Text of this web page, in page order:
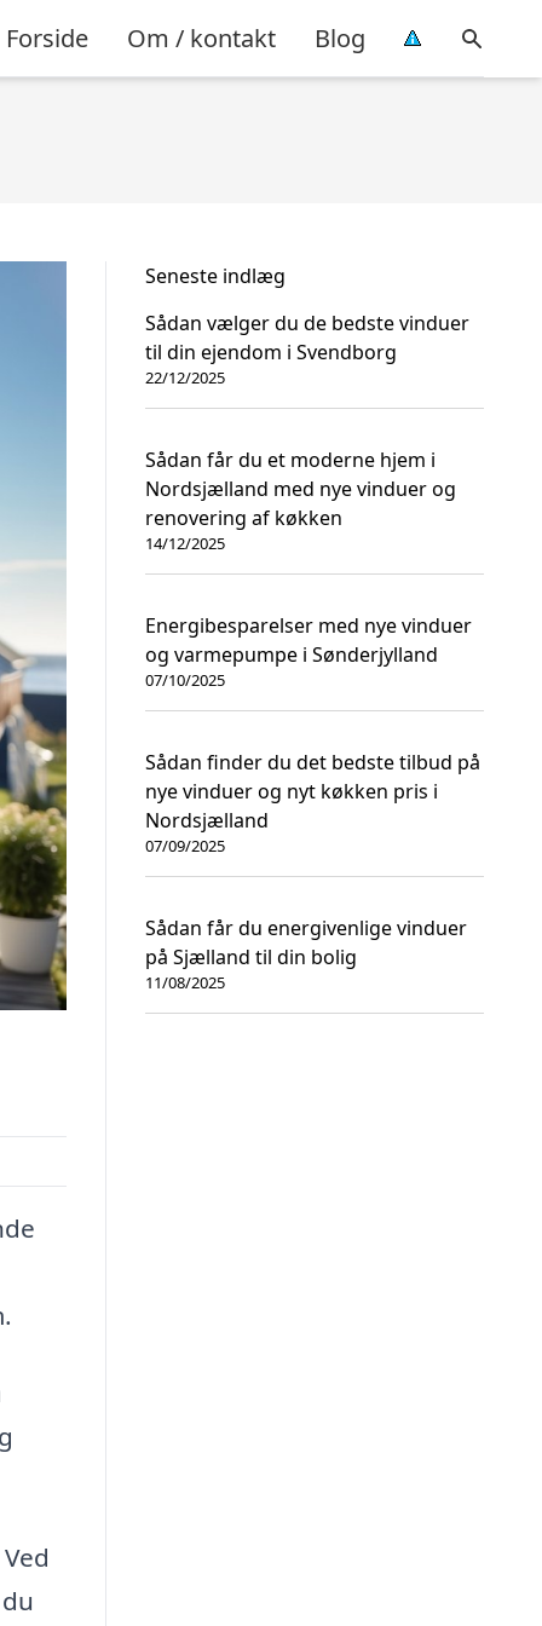
Forside Om / kontakt Blog
Seneste indlæg
Sådan vælger du de bedste vinduer
til din ejendom i Svendborg
22/12/2025
Sådan får du et moderne hjem i
Nordsjælland med nye vinduer og
renovering af køkken
14/12/2025
Energibesparelser med nye vinduer
og varmepumpe i Sønderjylland
07/10/2025
Sådan finder du det bedste tilbud på
nye vinduer og nyt køkken pris i
Nordsjælland
07/09/2025
Sådan får du energivenlige vinduer
på Sjælland til din bolig
11/08/2025